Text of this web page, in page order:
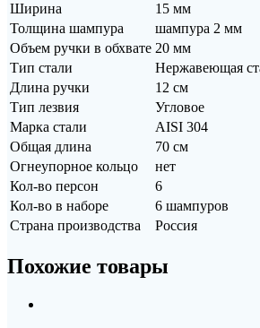
Ширина
15 мм
Толщина шампура
шампура 2 мм
Объем ручки в обхвате 20 мм
Тип стали
Нержавеющая
Длина ручки
12 см
Тип лезвия
Угловое
Марка стали
AISI 304
Общая длина
70 см
Огнеупорное кольцо
нет
Кол-во персон
6
Кол-во в наборе
6 шампуров
Страна производства
Россия
Похожие товары